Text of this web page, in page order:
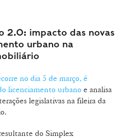
2.0: impacto das novas
urbano na
no dia 5 de março, é
licenciamento urbano e analisa
legislativas na fileira da
do Simplex